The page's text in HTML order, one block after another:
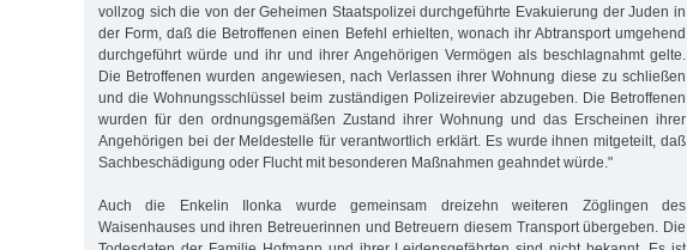
vollzog sich die von der Geheimen Staatspolizei durchgeführte Evakuierung der Juden in
der Form, daß die Betroffenen einen Befehl erhielten, wonach ihr Abtransport umgehend
durchgeführt würde und ihr und ihrer Angehörigen Vermögen als beschlagnahmt gelte.
Die Betroffenen wurden angewiesen, nach Verlassen ihrer Wohnung diese zu schließen
und die Wohnungsschlüssel beim zuständigen Polizeirevier abzugeben. Die Betroffenen
wurden für den ordnungsgemäßen Zustand ihrer Wohnung und das Erscheinen ihrer
Angehörigen bei der Meldestelle für verantwortlich erklärt. Es wurde ihnen mitgeteilt, daß
Sachbeschädigung oder Flucht mit besonderen Maßnahmen geahndet würde."
Auch die Enkelin Ilonka wurde gemeinsam dreizehn weiteren Zöglingen des
Waisenhauses und ihren Betreuerinnen und Betreuern diesem Transport übergeben. Die